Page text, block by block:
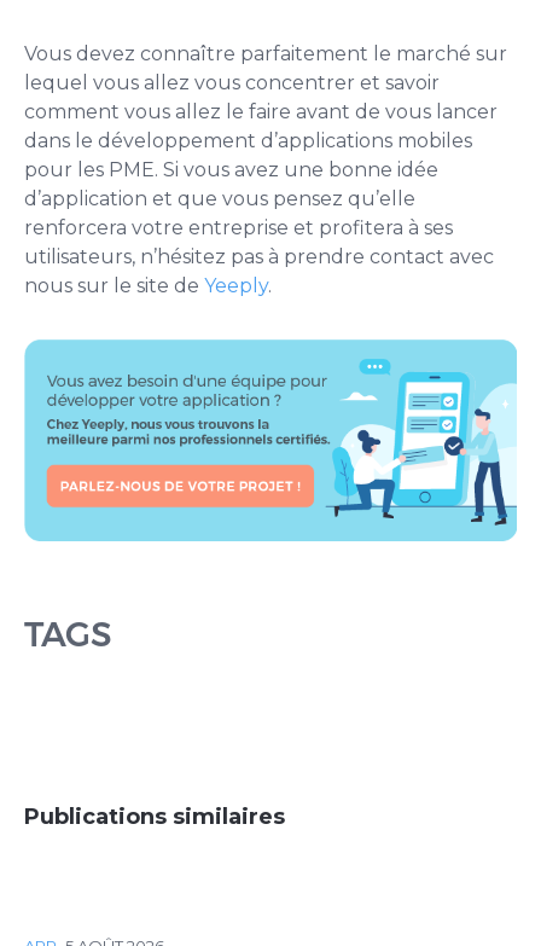
Vous devez connaître parfaitement le marché sur
lequel vous allez vous concentrer et savoir
comment vous allez le faire avant de vous lancer
dans le développement d’applications mobiles
pour les PME. Si vous avez une bonne idée
d’application et que vous pensez qu’elle
renforcera votre entreprise et profitera à ses
utilisateurs, n’hésitez pas à prendre contact avec
nous sur le site de Yeeply.
TAGS
Publications similaires